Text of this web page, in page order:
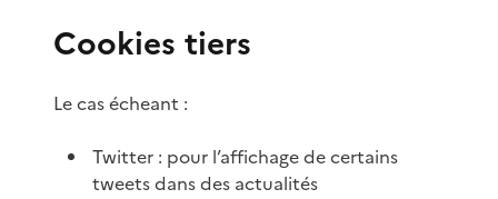
Cookies tiers
Le cas écheant :
Twitter : pour l’affichage de certains
tweets dans des actualités